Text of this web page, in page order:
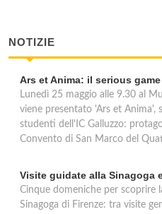
NOTIZIE
Ars et Anima: il serious
Lunedì 25 maggio alle 9.30 al
viene presentato 'Ars et Anima',
studenti dell'IC Galluzzo:
Convento di San Marco del
Visite guidate alla Sinagoga
Cinque domeniche per scoprire
Sinagoga di Firenze: tra visite